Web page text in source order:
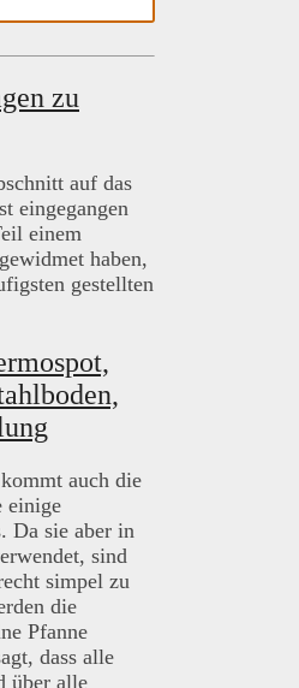
zu
auf das
eingegangen
einem
haben,
gestellten
auch die
einige
Da sie aber in
sind
simpel zu
die
Pfanne
dass alle
über alle